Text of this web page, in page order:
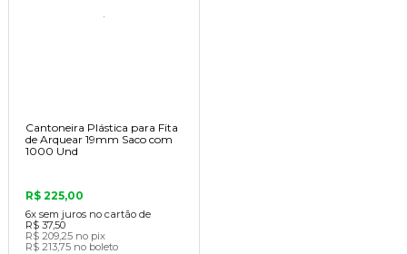
Cantoneira Plástica para Fita
de Arquear 19mm Saco com
1000 Und
R$ 225,00
6x sem juros no cartão de
R$ 37,50
R$ 209,25 no pix
R$ 213,75 no boleto